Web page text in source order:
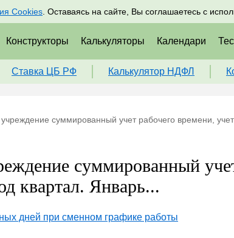
Cookies . Оставаясь на сайте, Вы соглашаетесь с
Присоединяйтесь к нам в
Конструкторы Калькуляторы Календари
Ставка ЦБ РФ Калькулятор НДФЛ
суммированный учет рабочего времени,
суммированный
квартал. Январь...
дней при сменном графике работы